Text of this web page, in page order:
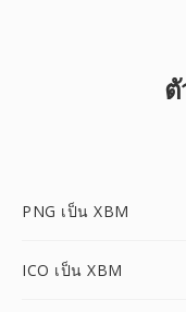
PNG เป็น XBM
ICO เป็น XBM